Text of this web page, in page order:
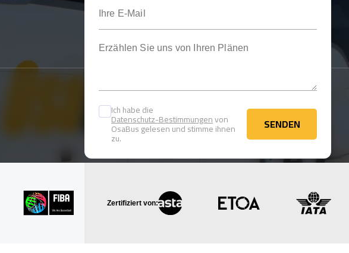
Ich habe die
Datenschutz-Bestimmungenvon
OsaBus gelesen und stimme ihnen
zu.
SENDEN
SENDEN
Zertifiziert von: